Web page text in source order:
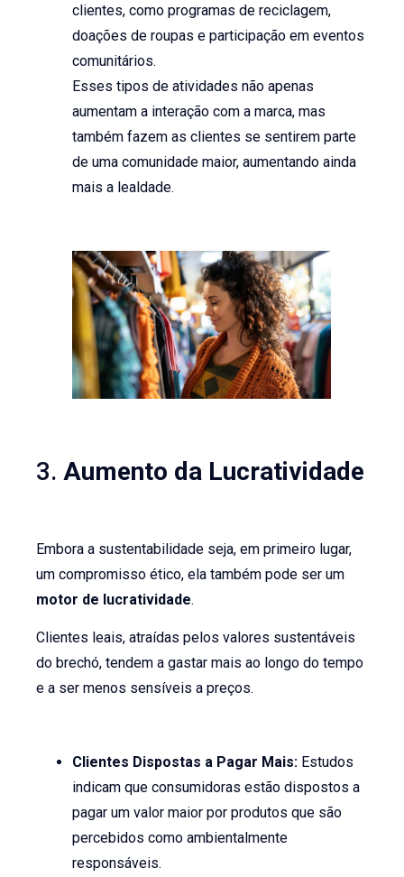
clientes, como programas de reciclagem,
doações de roupas e participação em eventos
comunitários.
Esses tipos de atividades não apenas
aumentam a interação com a marca, mas
também fazem as clientes se sentirem parte
de uma comunidade maior, aumentando ainda
mais a lealdade.
3. Aumento da Lucratividade
Embora a sustentabilidade seja, em primeiro lugar,
um compromisso ético, ela também pode ser um
motor de lucratividade.
Clientes leais, atraídas pelos valores sustentáveis
do brechó, tendem a gastar mais ao longo do tempo
e a ser menos sensíveis a preços.
Clientes Dispostas a Pagar Mais: Estudos
indicam que consumidoras estão dispostos a
pagar um valor maior por produtos que são
percebidos como ambientalmente
responsáveis.